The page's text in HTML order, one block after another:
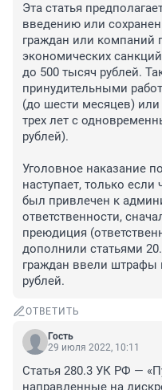
Эта статья
введению или
граждан или компаний
экономических
до 500 тысяч рублей.
принудительными
(до шести месяцев)
трех лет с
рублей).
Уголовное наказание
наступает, только если
был привлечен к
ответственности,
преюдиция
дополнили статьями
граждан ввели штрафы
рублей.
ОТВЕТИТЬ
Гость
29 июля 2022, 10:11
Статья 280.3 УК РФ —
направленные на